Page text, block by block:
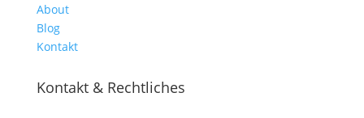
About
Blog
Kontakt
Kontakt & Rechtliches